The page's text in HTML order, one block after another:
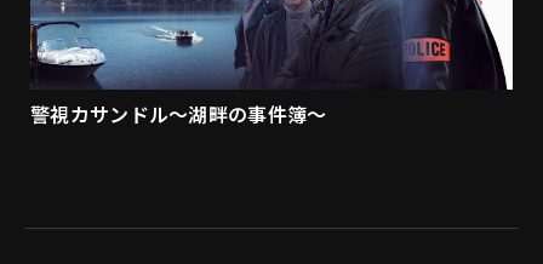
警視カサンドル～湖畔の事件簿～